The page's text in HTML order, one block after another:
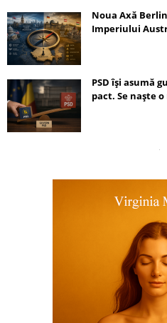
Noua Axă
Imperiului
PSD își asumă
pact. Se naște